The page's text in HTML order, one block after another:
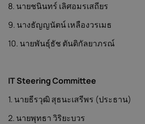
8. นายชนินทร์ เลิศอมรเสถียร
9. นางธัญญนัตน์ เหลืองวรเมธ
10. นายพันธุ์ธัช ตันติกัลยาภรณ์
IT Steering Committee
1. นายธีรวุฒิ สุธนะเสรีพร (ประธาน)
2. นายพุทธา วิริยะบวร